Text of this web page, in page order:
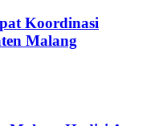
Koordinasi
Malang